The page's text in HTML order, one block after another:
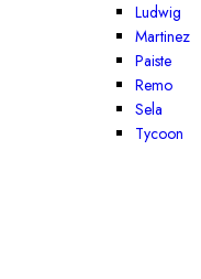
Ludwig
Martinez
Paiste
Remo
Sela
Tycoon